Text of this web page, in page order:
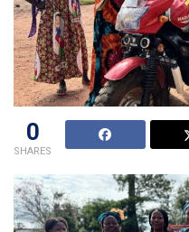
0
SHARES